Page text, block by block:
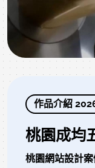
作品介紹
桃園成均
桃園網站設計